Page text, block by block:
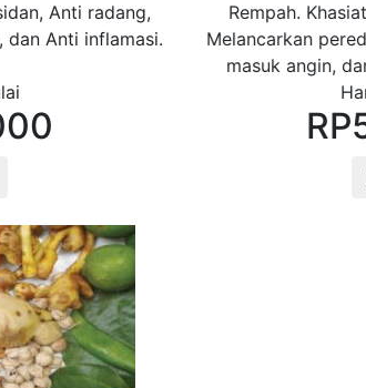
Anti radang,
Anti inflamasi.
Rempah.
Melancarkan
masuk angin,
RP